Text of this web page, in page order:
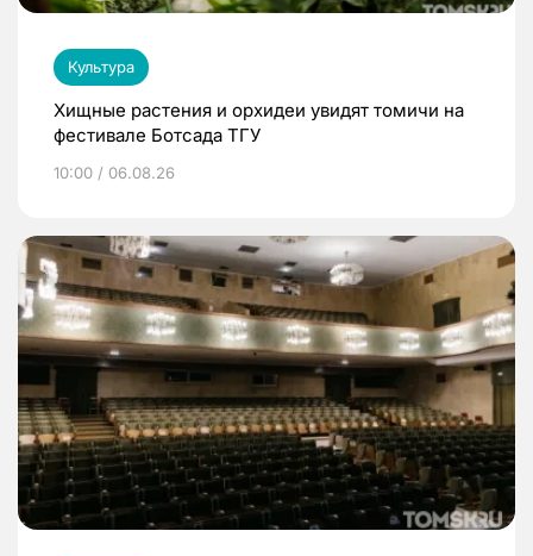
Культура
Хищные растения и орхидеи увидят томичи на
фестивале Ботсада ТГУ
10:00 / 06.08.26